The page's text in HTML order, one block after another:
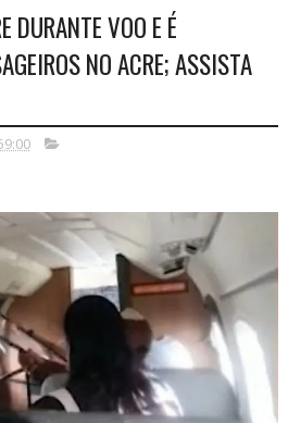
DURANTE VOO E É
NO ACRE; ASSISTA